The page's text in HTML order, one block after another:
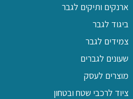
ארנקים ותיקים לגבר
ביגוד לגבר
צמידים לגבר
שעונים לגברים
מוצרים לעסק
ציוד לרכבי שטח ובטחון